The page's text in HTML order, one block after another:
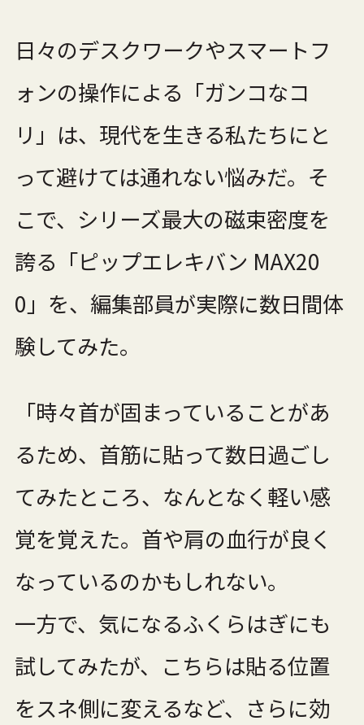
日々のデスクワークやスマートフ
ォンの操作による「ガンコなコ
リ」は、現代を生きる私たちにと
って避けては通れない悩みだ。そ
こで、シリーズ最大の磁束密度を
誇る「ピップエレキバン MAX20
0」を、編集部員が実際に数日間体
験してみた。
「時々首が固まっていることがあ
るため、首筋に貼って数日過ごし
てみたところ、なんとなく軽い感
覚を覚えた。首や肩の血行が良く
なっているのかもしれない。
一方で、気になるふくらはぎにも
試してみたが、こちらは貼る位置
をスネ側に変えるなど、さらに効